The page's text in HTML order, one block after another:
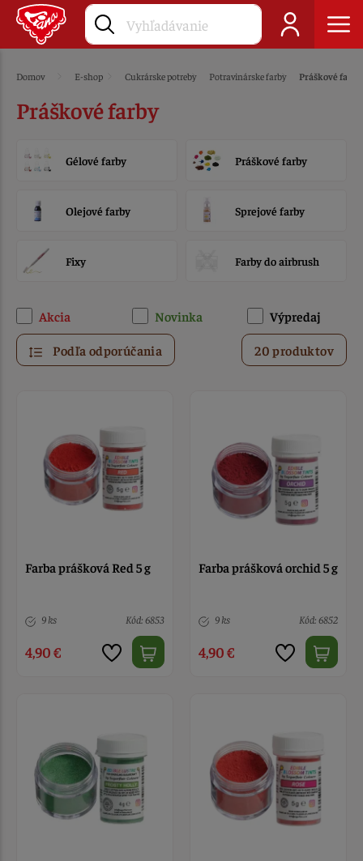
Domov E-shop Cukrárske potreby Potravinárske farby Práškové farby
Práškové farby
Gélové farby Práškové farby
Olejové farby Sprejové farby
Fixy Farby do airbrush
Akcia Novinka Výpredaj
Podľa odporúčania 20 produktov
Farba prášková Red 5 g
9 ks Kód: 6853
4,90 €
Farba prášková orchid 5 g
9 ks Kód: 6852
4,90 €